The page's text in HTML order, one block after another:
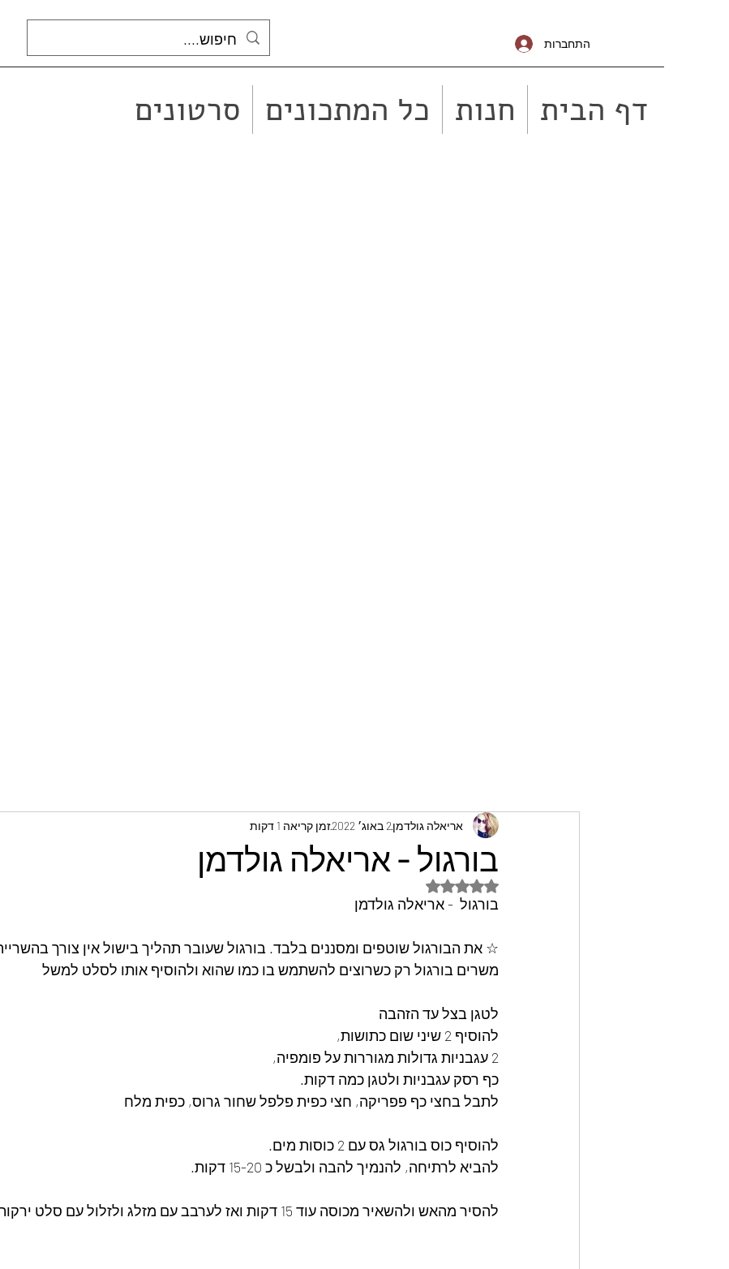
התחברות
דף הבית חנות כל המתכונים סרטונים
בורגול - אריאלה גולדמן
אריאלה גולדמן2 באוג׳ 2022 זמן קריאה 1 דקות
דירוג של NaN מתוך 5 כוכבים
בורגול  - אריאלה גולדמן
☆ את הבורגול שוטפים ומסננים בלבד. בורגול שעובר תהליך בישול אין צורך
משרים בורגול רק כשרוצים להשתמש בו כמו שהוא ולהוסיף אותו לסלט למשל
לטגן בצל עד הזהבה
להוסיף 2 שיני שום כתושות,
2 עגבניות גדולות מגוררות על פומפיה,
כף רסק עגבניות ולטגן כמה דקות.
לתבל בחצי כף פפריקה, חצי כפית פלפל שחור גרוס, כפית מלח
להוסיף כוס בורגול גס עם 2 כוסות מים.
להביא לרתיחה, להנמיך להבה ולבשל כ 15-20 דקות.
להסיר מהאש ולהשאיר מכוסה עוד 15 דקות ואז לערבב עם מזלג ולזלול עם סלט ירקות חמצמץ